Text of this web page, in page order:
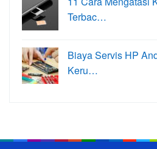
Terbac…
Biaya Servis HP
Keru…